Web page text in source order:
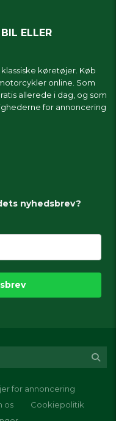
ELLER
køretøjer. Køb
online. Som
allerede i dag, og som
for annoncering
nyhedsbrev?
for annoncering
os
Cookiepolitik